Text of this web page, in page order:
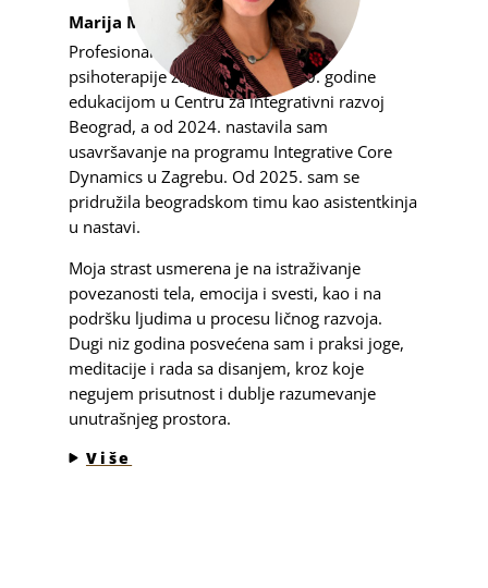
Marija Milićević
Profesionalni put u oblasti telesne
psihoterapije započela sam 2020. godine
edukacijom u Centru za integrativni razvoj
Beograd, a od 2024. nastavila sam
usavršavanje na programu Integrative Core
Dynamics u Zagrebu. Od 2025. sam se
pridružila beogradskom timu kao asistentkinja
u nastavi.
Moja strast usmerena je na istraživanje
povezanosti tela, emocija i svesti, kao i na
podršku ljudima u procesu ličnog razvoja.
Dugi niz godina posvećena sam i praksi joge,
meditacije i rada sa disanjem, kroz koje
negujem prisutnost i dublje razumevanje
unutrašnjeg prostora.
Više